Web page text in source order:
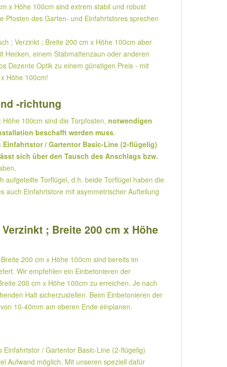
x Höhe 100cm sind extrem stabil und robust
Pfosten des Garten- und Einfahrtstores sprechen
; Verzinkt ; Breite 200 cm x Höhe 100cm aber
Hecken, einem Stabmattenzaun oder anderen
Dezente Optik zu einem günstigen Preis - mit
Höhe 100cm!
-richtung
100cm sind die Torpfosten, notwendigen
beschafft werden muss.
/ Gartentor Basic-Line (2-flügelig)
sich über den Tausch des Anschlags bzw.
aufgeteilte Torflügel, d.h. beide Torflügel haben die
auch Einfahrtstore mit asymmetrischer Aufteilung
; Breite 200 cm x Höhe
200 cm x Höhe 100cm sind bereits im
Wir empfehlen ein Einbetonieren der
200 cm x Höhe 100cm zu erreichen. Je nach
Halt sicherzustellen. Beim Einbetonieren der
10-40mm am oberen Ende einplanen.
/ Gartentor Basic-Line (2-flügelig)
Aufwand möglich. Mit unseren speziell dafür